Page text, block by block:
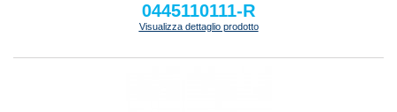
0445110111-R
Visualizza dettaglio prodotto